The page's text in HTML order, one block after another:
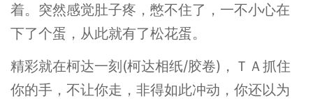
着。突然感觉肚子疼，憋不住了，一不小心在
下了个蛋，从此就有了松花蛋。
精彩就在柯达一刻(柯达相纸/胶卷)，ＴＡ抓住
你的手，不让你走，非得如此冲动，你还以为